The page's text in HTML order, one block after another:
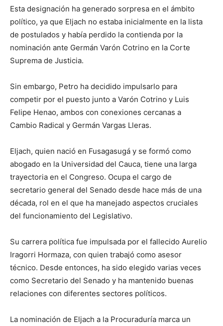
Esta designación ha generado sorpresa en el ámbito
político, ya que Eljach no estaba inicialmente en la lista
de postulados y había perdido la contienda por la
nominación ante Germán Varón Cotrino en la Corte
Suprema de Justicia.
Sin embargo, Petro ha decidido impulsarlo para
competir por el puesto junto a Varón Cotrino y Luis
Felipe Henao, ambos con conexiones cercanas a
Cambio Radical y Germán Vargas Lleras.
Eljach, quien nació en Fusagasugá y se formó como
abogado en la Universidad del Cauca, tiene una larga
trayectoria en el Congreso. Ocupa el cargo de
secretario general del Senado desde hace más de una
década, rol en el que ha manejado aspectos cruciales
del funcionamiento del Legislativo.
Su carrera política fue impulsada por el fallecido Aurelio
Iragorri Hormaza, con quien trabajó como asesor
técnico. Desde entonces, ha sido elegido varias veces
como Secretario del Senado y ha mantenido buenas
relaciones con diferentes sectores políticos.
La nominación de Eljach a la Procuraduría marca un